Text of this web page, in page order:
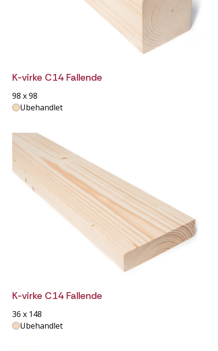
K-virke C14 Fallende
98 x 98
Ubehandlet
K-virke C14 Fallende
36 x 148
Ubehandlet